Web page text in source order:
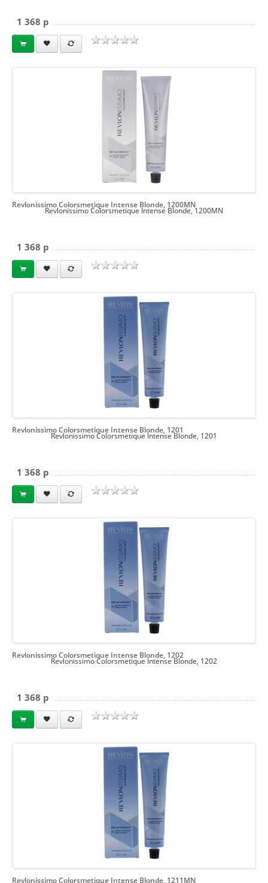
1 368 p
Revlonissimo Colorsmetique Intense Blonde, 1200MN
Revlonissimo Colorsmetique Intense Blonde, 1200MN
1 368 p
Revlonissimo Colorsmetique Intense Blonde, 1201
Revlonissimo Colorsmetique Intense Blonde, 1201
1 368 p
Revlonissimo Colorsmetique Intense Blonde, 1202
Revlonissimo Colorsmetique Intense Blonde, 1202
1 368 p
Revlonissimo Colorsmetique Intense Blonde, 1211MN